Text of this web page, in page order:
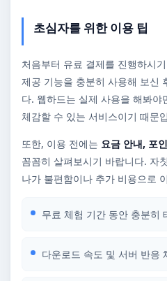
초심자를 위한 이용 팁
처음부터 유료 결제를 진행하시
제공 기능을 충분히 사용해 보신
다. 웹하드는 실제 사용을 해봐
체감할 수 있는 서비스이기 때문
또한, 이용 전에는 요금 안내, 포
꼼꼼히 살펴보시기 바랍니다. 자
나가 불편함이나 추가 비용으로
무료 체험 기간 동안 충분히
다운로드 속도 및 서버 반응